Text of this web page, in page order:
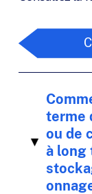
▸
terme
ou de
à long